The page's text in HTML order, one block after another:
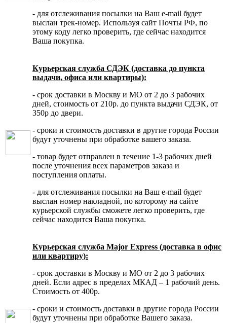
- для отслеживания посылки на Ваш e-mail будет
выслан трек-номер. Используя сайт Почты РФ, по
этому коду легко проверить, где сейчас находится
Ваша покупка.
Курьерская служба СДЭК (доставка до пункта
выдачи, офиса или квартиры):
- срок доставки в Москву и МО от 2 до 3 рабочих
дней, стоимость от 210р. до пункта выдачи СДЭК, от
350р до двери.
- сроки и стоимость доставки в другие города России
будут уточнены при обработке вашего заказа.
- товар будет отправлен в течение 1-3 рабочих дней
после уточнения всех параметров заказа и
поступления оплаты.
- для отслеживания посылки на Ваш e-mail будет
выслан номер накладной, по которому на сайте
курьерской службы сможете легко проверить, где
сейчас находится Ваша покупка.
Курьерская служба Major Express (доставка в офис
или квартиру):
- срок доставки в Москву и МО от 2 до 3 рабочих
дней. Если адрес в пределах МКАД – 1 рабочий день.
Стоимость от 400р.
- сроки и стоимость доставки в другие города России
будут уточнены при обработке Вашего заказа.